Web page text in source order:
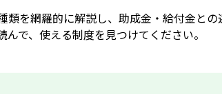
類を網羅的に解説し、助成金・給付金と
で、使える制度を見つけてください。